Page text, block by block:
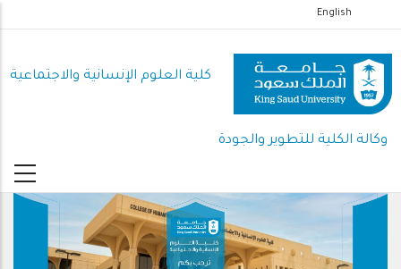
إلى
المحتوى
الرئيسي
English
كلية العلوم اﻹنسانية واﻻجتماعية
وكالة الكلية للتطوير والجودة